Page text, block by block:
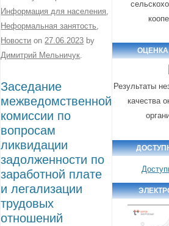
Информация для населения
Неформальная занятость
Новости on 27.06.2023 by
Димитрий Мельничук
Заседание
межведомственной
комиссии по
вопросам
ликвидации
задолженности по
заработной плате
и легализации
трудовых
отношений
Результаты
качества